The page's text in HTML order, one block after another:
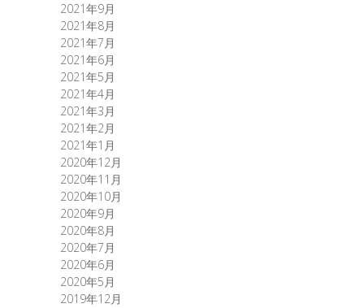
2021年9月
2021年8月
2021年7月
2021年6月
2021年5月
2021年4月
2021年3月
2021年2月
2021年1月
2020年12月
2020年11月
2020年10月
2020年9月
2020年8月
2020年7月
2020年6月
2020年5月
2019年12月